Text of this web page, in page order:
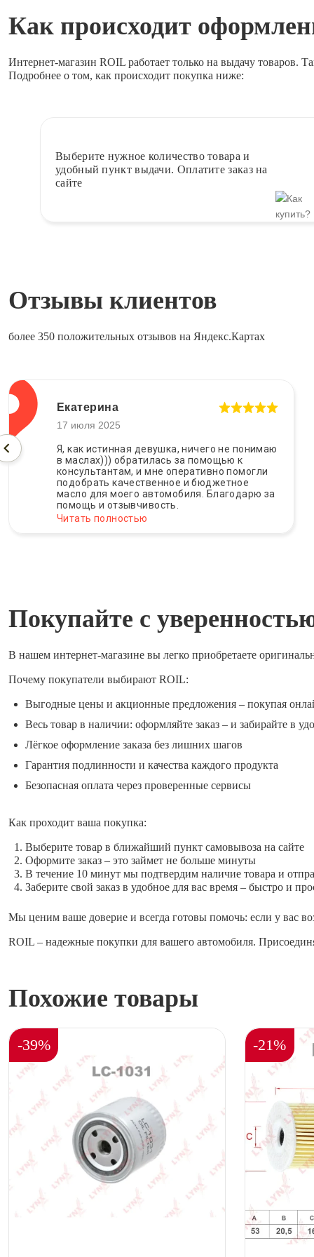
Как происходит
Интернет-магазин ROIL работает только на выдачу товаров.
Подробнее о том, как происходит покупка ниже:
Выберите нужное количество товара и
удобный пункт выдачи. Оплатите заказ на
сайте
Отзывы клиентов
более 350 положительных отзывов на Яндекс.Картах
Екатерина
17 июля 2025
Я, как истинная девушка, ничего не понимаю
в маслах))) обратилась за помощью к
консультантам, и мне оперативно помогли
подобрать качественное и бюджетное
масло для моего автомобиля. Благодарю за
помощь и отзывчивость.
Читать полностью
Покупайте с
В нашем интернет-магазине вы легко приобретаете
Почему покупатели выбирают ROIL:
Выгодные цены и акционные предложения – покупая
Весь товар в наличии: оформляйте заказ – и забирайте в
Лёгкое оформление заказа без лишних шагов
Гарантия подлинности и качества каждого продукта
Безопасная оплата через проверенные сервисы
Как проходит ваша покупка:
Выберите товар в ближайший пункт самовывоза на сайте
Оформите заказ – это займет не больше минуты
В течение 10 минут мы подтвердим наличие товара и
Заберите свой заказ в удобное для вас время – быстро и
Мы ценим ваше доверие и всегда готовы помочь: если у вас
ROIL – надежные покупки для вашего автомобиля.
Похожие товары
-39% -21%